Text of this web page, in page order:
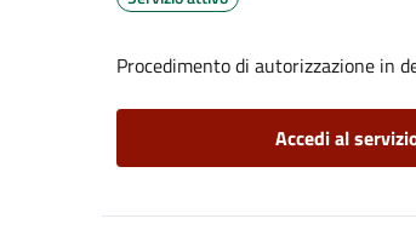
Procedimento di autorizzazione in
Accedi al